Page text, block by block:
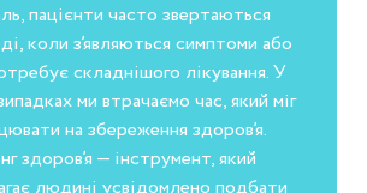
пацієнти часто звертаються
коли з’являються симптоми або
складнішого лікування. У
ми втрачаємо час, який міг
на збереження здоров’я.
здоров’я — інструмент, який